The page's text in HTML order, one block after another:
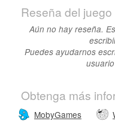
Reseña del juego
Aún no hay reseña.
Puedes ayudarnos
Obtenga más
MobyGames